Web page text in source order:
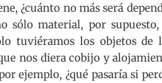
¿cuánto no más será
sólo material, por
tuviéramos los objetos de
nos diera cobijo y
ejemplo, ¿qué pasaría si